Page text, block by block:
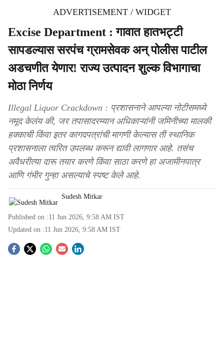
ADVERTISEMENT / WIDGET
Excise Department : गावात हातभट्टी
सापडल्यास सरपंच ग्रामसेवक अन् पोलीस पाटील
अडचणीत येणार! राज्य उत्पादन शुल्क विभागाचा
मोठा निर्णय
Illegal Liquor Crackdown : प्रशासनाने आपल्या नोटीसमध्ये
नमूद केलंय की, जर तपासादरम्यान अधिकाऱ्यांनी जमिनीच्या मालकी
हक्काची किंवा इतर कागदपत्रांची मागणी केल्यास ती स्थानिक
प्रशासनाला त्वरित उपलब्ध करून द्यावी लागणार आहे. तसंच
अवैधरीत्या दारू तयार करणे किंवा साठा करणे हा अजामीनपात्र
आणि गंभीर गुन्हा असल्याचे स्पष्ट केले आहे.
Sudesh Mitkar
Published on :11 Jun 2026, 9:58 AM IST
Updated on :11 Jun 2026, 9:58 AM IST
S